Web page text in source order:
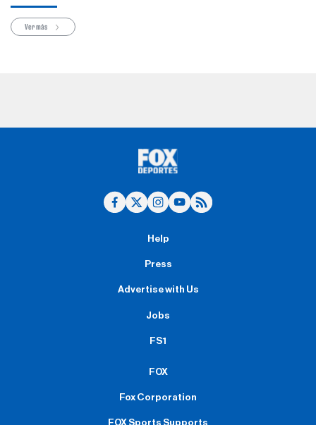
Ver más
Help
Press
Advertise with Us
Jobs
FS1
FOX
Fox Corporation